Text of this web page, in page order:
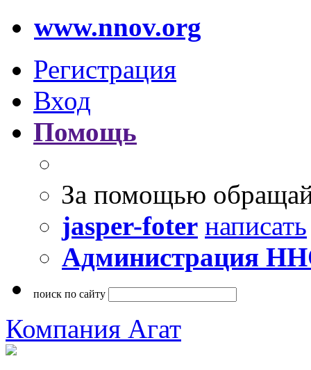
www.nnov.org
Регистрация
Вход
Помощь
За помощью
jasper-foter написать
Администрация
поиск по сайту
Компания Агат